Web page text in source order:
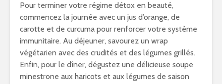
Pour terminer votre régime détox en beauté,
commencez la journée avec un jus d’orange, de
carotte et de curcuma pour renforcer votre système
immunitaire. Au déjeuner, savourez un wrap
végétarien avec des crudités et des légumes grillés.
Enfin, pour le dîner, dégustez une délicieuse soupe
minestrone aux haricots et aux légumes de saison